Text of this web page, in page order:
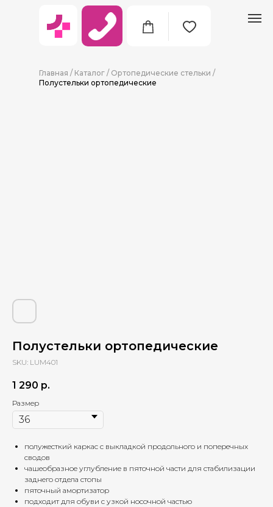
Главная / Каталог / Ортопедические стельки /
Полустельки ортопедические
Полустельки ортопедические
SKU: LUM401
1 290 р.
Размер
полужесткий каркас с выкладкой продольного и поперечных
сводов
чашеобразное углубление в пяточной части для стабилизации
заднего отдела стопы
пяточный амортизатор
подходит для обуви с узкой носочной частью